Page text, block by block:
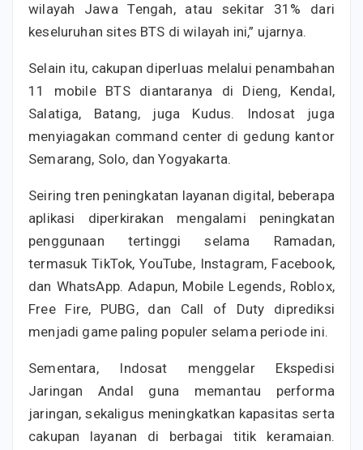
wilayah Jawa Tengah, atau sekitar 31% dari
keseluruhan sites BTS di wilayah ini,” ujarnya.
Selain itu, cakupan diperluas melalui penambahan
11 mobile BTS diantaranya di Dieng, Kendal,
Salatiga, Batang, juga Kudus. Indosat juga
menyiagakan command center di gedung kantor
Semarang, Solo, dan Yogyakarta.
Seiring tren peningkatan layanan digital, beberapa
aplikasi diperkirakan mengalami peningkatan
penggunaan tertinggi selama Ramadan,
termasuk TikTok, YouTube, Instagram, Facebook,
dan WhatsApp. Adapun, Mobile Legends, Roblox,
Free Fire, PUBG, dan Call of Duty diprediksi
menjadi game paling populer selama periode ini.
Sementara, Indosat menggelar Ekspedisi
Jaringan Andal guna memantau performa
jaringan, sekaligus meningkatkan kapasitas serta
cakupan layanan di berbagai titik keramaian.